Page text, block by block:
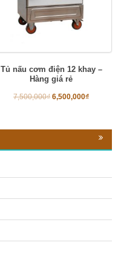
Tủ nấu cơm điện 12 khay –
Hàng giá rẻ
7,500,000₫ 6,500,000₫